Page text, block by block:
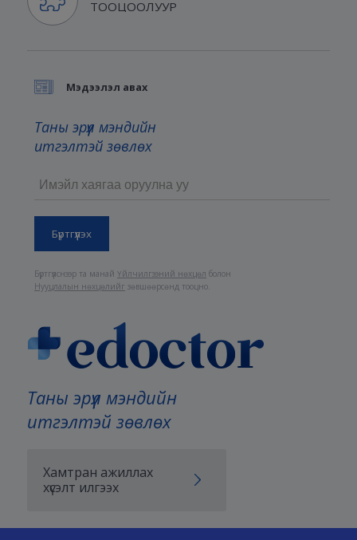
ТООЦООЛУУР
Таны эрүүл мэндийн
итгэлтэй зөвлөх
Хамтран ажиллах
хүсэлт илгээх
Мэдээлэл авах
Таны эрүүл мэндийн
итгэлтэй зөвлөх
Бүртгүүлснээр та манайҮйлчилгээний нөхцөл болон
Нууцлалын нөхцөлийг зөвшөөрсөнд тооцно.